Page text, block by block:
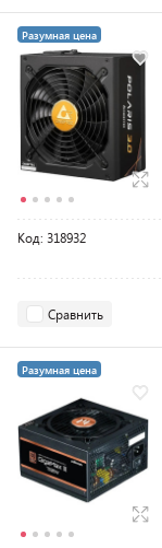
Разумная цена
Код: 318932
Сравнить
Разумная цена